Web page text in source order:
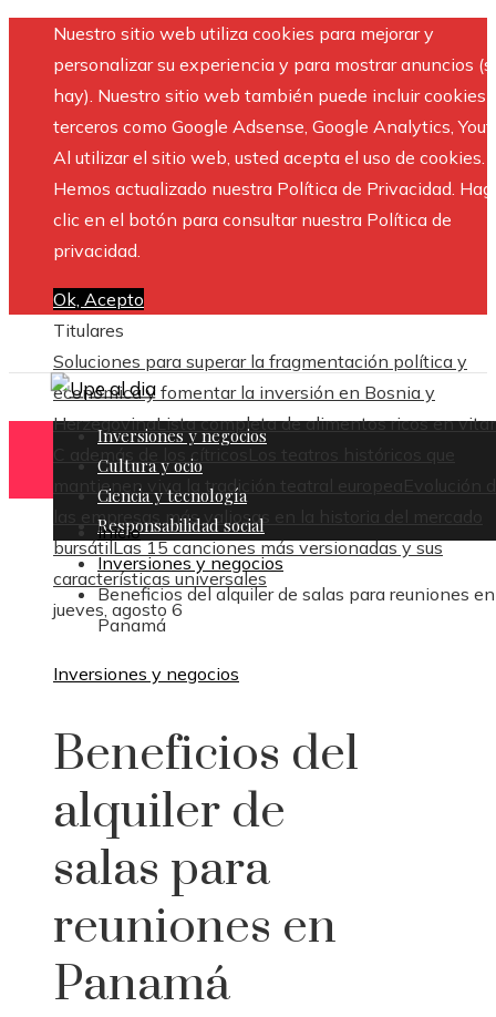
Nuestro sitio web utiliza cookies para mejorar y
personalizar su experiencia y para mostrar anuncios
hay). Nuestro sitio web también puede incluir cookies
terceros como Google Adsense, Google Analytics,
Al utilizar el sitio web, usted acepta el uso de cookies.
Hemos actualizado nuestra Política de Privacidad.
clic en el botón para consultar nuestra Política de
privacidad.
Ok, Acepto
Titulares
Soluciones para superar la fragmentación política y
económica y fomentar la inversión en Bosnia y
HerzegovinaLista completa de alimentos ricos en
C además de los cítricos
Los teatros históricos que
mantienen viva la tradición teatral europea
Evolución
las empresas más valiosas en la historia del mercado
bursátilLas 15 canciones más versionadas y sus
características universales
jueves, agosto 6
Inversiones y negocios
Cultura y ocio
Ciencia y tecnología
Responsabilidad social
Inicio
Inversiones y negocios
Beneficios del alquiler de salas para reuniones en
Panamá
Inversiones y negocios
Beneficios del
alquiler de
salas para
reuniones en
Panamá